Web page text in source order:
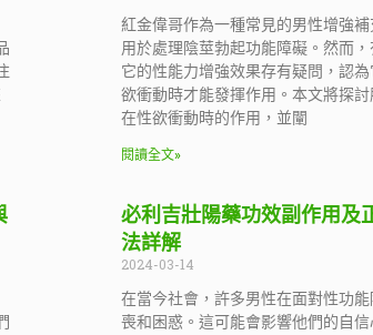
紅金偉哥作為一種常見的男性增強
用於處理陰莖勃起功能障礙。然而
它的性能力增強效果存有疑問，認
欲衝動時才能發揮作用。本文將探
在性欲衝動時的作用，並闡
閱讀全文»
必利吉壯陽藥功效副作用及
法詳解
2024-03-14
在當今社會，許多男性在面對性功能
喪和困惑。這可能會影響他們的自